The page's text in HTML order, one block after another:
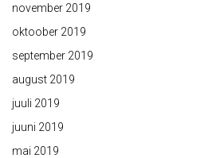
november 2019
oktoober 2019
september 2019
august 2019
juuli 2019
juuni 2019
mai 2019